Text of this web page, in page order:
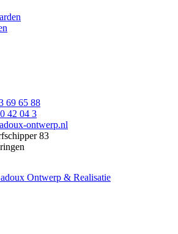
69 65 88
42 04 3
ontwerp.nl
83
Ontwerp & Realisatie